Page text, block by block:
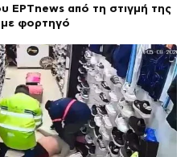
ΕΡΤnews από τη στιγμή της
με φορτηγό